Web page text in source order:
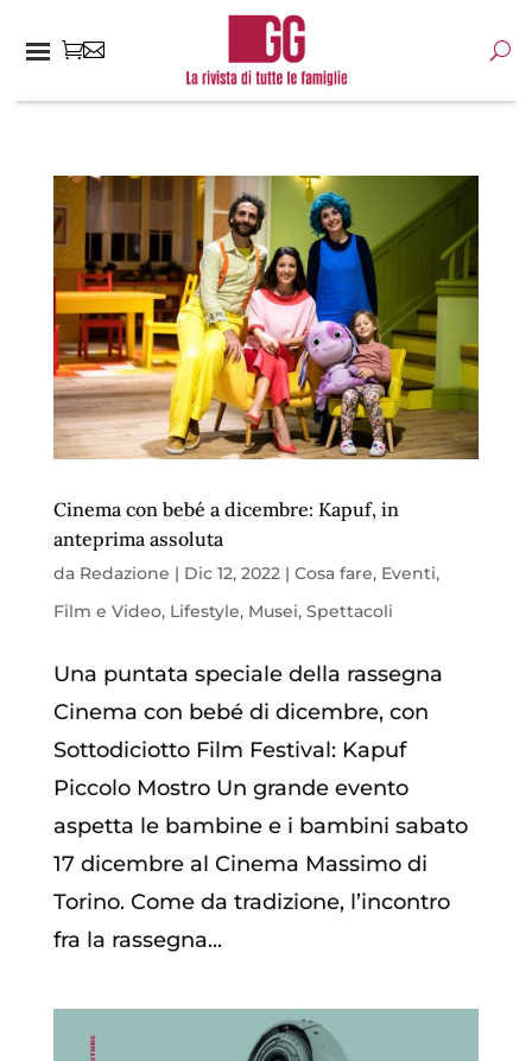
Cinema con bebé a dicembre: Kapuf, in
anteprima assoluta
da Redazione | Dic 12, 2022| Cosa fare, Eventi,
Film e Video, Lifestyle, Musei, Spettacoli
Una puntata speciale della rassegna
Cinema con bebé di dicembre, con
Sottodiciotto Film Festival: Kapuf
Piccolo Mostro Un grande evento
aspetta le bambine e i bambini sabato
17 dicembre al Cinema Massimo di
Torino. Come da tradizione, l’incontro
fra la rassegna...